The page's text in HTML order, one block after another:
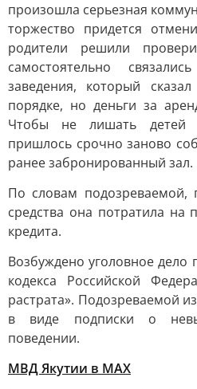
произошла серьезная
торжество придется
родители решили
самостоятельно
заведения, который
порядке, но деньги за
Чтобы не лишать детей
пришлось срочно заново
ранее забронированный зал.
По словам подозреваемой,
средства она потратила на
кредита.
Возбуждено уголовное дело
кодекса Российской
растрата». Подозреваемой
в виде подписки о
поведении.
МВД Якутии в МАХ